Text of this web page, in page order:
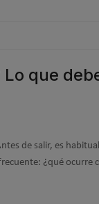
que
de salir, es
¿qué ocurre